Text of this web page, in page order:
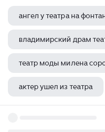
ангел у театра на
владимирский драм
театр моды милена
актер ушел из театра